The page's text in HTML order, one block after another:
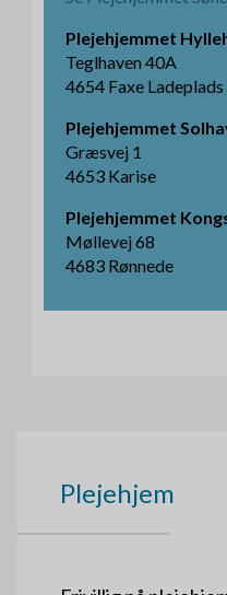
Plejehjemmet
Teglhaven 40A
4654 Faxe Ladeplads
Plejehjemmet
Græsvej 1
4653 Karise
Plejehjemmet
Møllevej 68
4683 Rønnede
Plejehjem